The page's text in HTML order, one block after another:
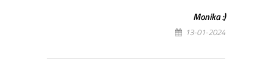
Mo­ni­ka :)
13-01-2024